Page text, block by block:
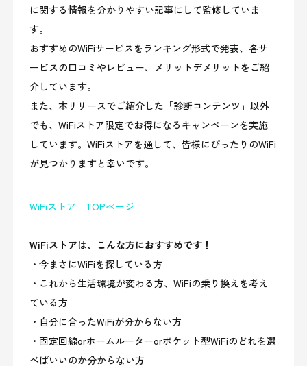
に関する情報を分かりやすい記事にして監修していま
す。
おすすめのWiFiサービスをランキング形式で発表、各サ
ービスの口コミやレビュー、メリットデメリットをご紹
介しています。
また、本リリースでご紹介した「診断コンテンツ」以外
でも、WiFiストア限定でお得になるキャンペーンを実施
しています。WiFiストアを通して、皆様にぴったりのWiFi
が見つかりますと幸いです。
WiFiストア TOPページ
WiFiストアは、こんな方におすすめです！
・今まさにWiFiを探している方
・これから生活環境が変わる方、WiFiの乗り換えを考え
ている方
・自分に合ったWiFiが分からない方
・固定回線orホームルーターorポケット型WiFiのどれを選
べばいいのか分からない方